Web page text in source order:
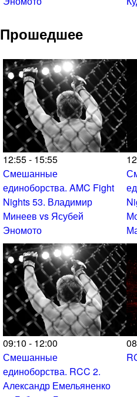
Прошедшее
12:55 - 15:55
Смешанные
единоборства. AMC Fight
Nights 53. Владимир
Минеев vs Ясубей
Эномото
09:10 - 12:00
Смешанные
единоборства. RCC 2.
Александр Емельяненко